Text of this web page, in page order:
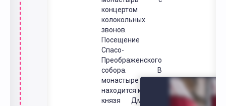
концертом
колокольных
звонов.
Посещение
Спасо-
Преображенского
собора. В
монастыре
находится могила
князя Дмитрия